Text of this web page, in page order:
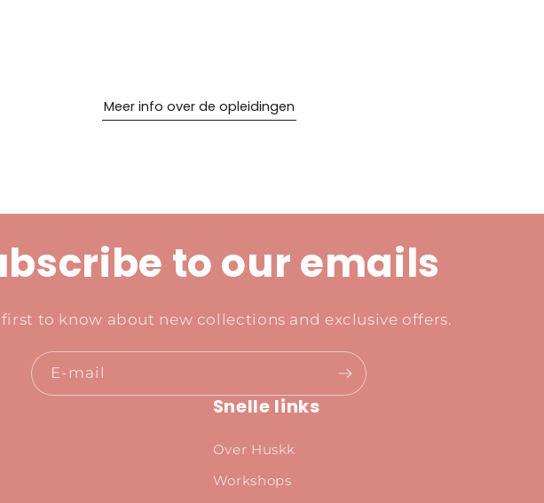
Meer info over de opleidingen
to our emails
first to know about new collections and exclusive offers.
E‑mail
Snelle links
Over Huskk
Workshops